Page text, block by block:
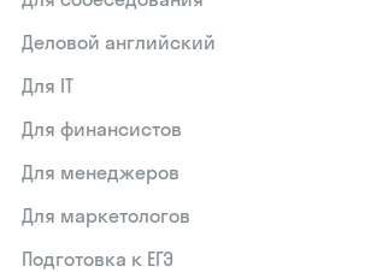
Деловой английский
Для IT
Для финансистов
Для менеджеров
Для маркетологов
Подготовка к ЕГЭ